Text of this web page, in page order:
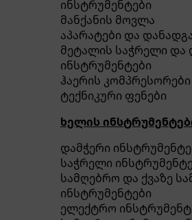
ინსტრუმენტები
მანქანის მოვლა
აპარატები და
მეტალის საჭრელი და
ინსტრუმენტები
ჰაერის კომპრესორები
ტექნიკური ფენები
ხელის
დამჭერი
საჭრელი
სამღებრო და ქვაზე
ინსტრუმენტები
ელექტრო